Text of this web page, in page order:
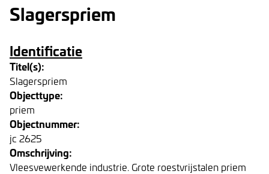
Slagerspriem
Identificatie
Titel(s):
Slagerspriem
Objecttype:
priem
Objectnummer:
jc 2625
Omschrijving:
Vleesvewerkende industrie. Grote roestvrijstalen priem